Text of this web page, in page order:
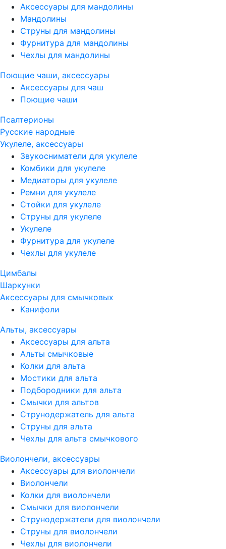
Аксессуары для мандолины
Мандолины
Струны для мандолины
Фурнитура для мандолины
Чехлы для мандолины
Поющие чаши, аксессуары
Аксессуары для чаш
Поющие чаши
Псалтерионы
Русские народные
Укулеле, аксессуары
Звукосниматели для укулеле
Комбики для укулеле
Медиаторы для укулеле
Ремни для укулеле
Стойки для укулеле
Струны для укулеле
Укулеле
Фурнитура для укулеле
Чехлы для укулеле
Цимбалы
Шаркунки
Аксессуары для смычковых
Канифоли
Альты, аксессуары
Аксессуары для альта
Альты смычковые
Колки для альта
Мостики для альта
Подбородники для альта
Смычки для альтов
Струнодержатель для альта
Струны для альта
Чехлы для альта смычкового
Виолончели, аксессуары
Аксессуары для виолончели
Виолончели
Колки для виолончели
Смычки для виолончели
Струнодержатели для виолончели
Струны для виолончели
Чехлы для виолончели